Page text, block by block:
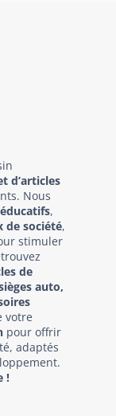
d’articles
Nous
,
de société,
stimuler
de
auto,
votre
pour offrir
adaptés
!